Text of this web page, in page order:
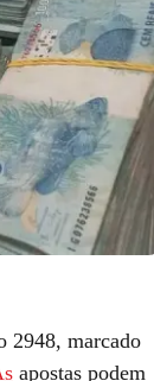
2948, marcado
apostas podem